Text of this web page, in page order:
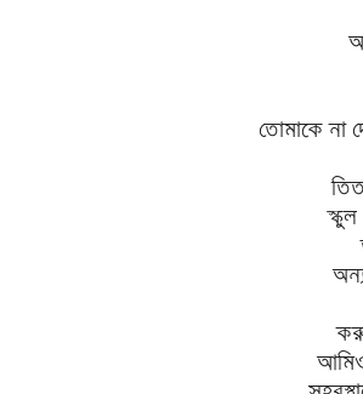
তোমাকে না
স্কুল
আমিও